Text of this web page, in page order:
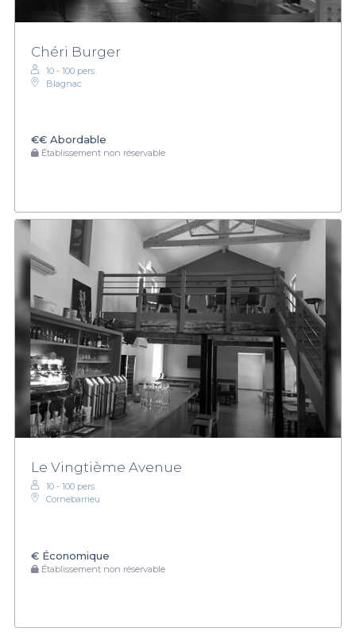
Chéri Burger
10 - 100 pers.
Blagnac
€€ Abordable
Établissement non réservable
Le Vingtième Avenue
10 - 100 pers.
Cornebarrieu
€ Économique
Établissement non réservable